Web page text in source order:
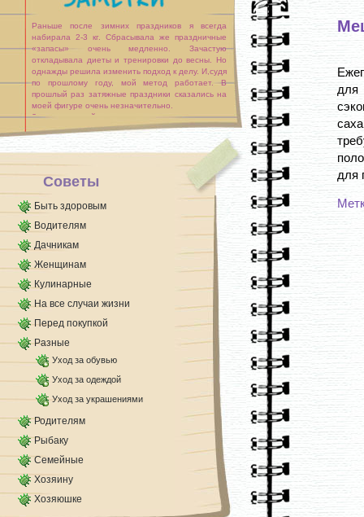
Раньше после зимних праздников я всегда
набирала 2-3 кг. Сбрасывала же праздничные
«запасы» очень медленно. Зачастую
откладывала диеты и тренировки до весны. Но
однажды решила изменить подход к делу. И,судя
по прошлому году, мой метод работает. В
прошлый раз затяжные праздники сказались на
моей фигуре очень незначительно.
За праздничный стол я стараюсь не садиться на
голодный [...]
Советы
Быть здоровым
Водителям
Дачникам
Женщинам
Кулинарные
На все случаи жизни
Перед покупкой
Разные
Уход за обувью
Уход за одеждой
Уход за украшениями
Родителям
Рыбаку
Семейные
Хозяину
Хозяюшке
для
для